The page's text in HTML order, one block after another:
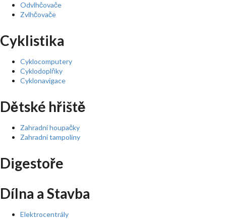
Odvlhčovače
Zvlhčovače
Cyklistika
Cyklocomputery
Cyklodoplňky
Cyklonavigace
Dětské hřiště
Zahradní houpačky
Zahradní tampolíny
Digestoře
Dílna a Stavba
Elektrocentrály